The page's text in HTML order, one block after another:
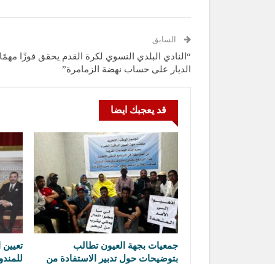
السابق
“النادي البلدي النسوي لكرة القدم يحقق فوزًا
الديار على حساب نهضة الزمامرة”
قد يعجبك ايضا
جمعيات بجهة العيون تطالب
بتوضيحات حول تدبير الاستفادة من
تعيين